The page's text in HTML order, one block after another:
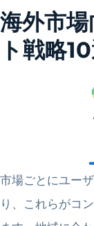
海外市
ト戦略
市場ごとにユー
り、これらがコ